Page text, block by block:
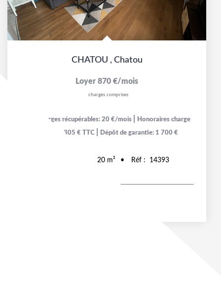
CHATOU , Chatou
Loyer 870 €/mois
charges comprises
dont charges récupérables: 20 €/mois Honoraires charge
locataire: 305 € TTC Dépôt de garantie: 1 700 €
20 m² Réf : 14393